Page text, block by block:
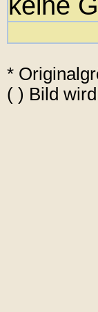
*
( ) Bild